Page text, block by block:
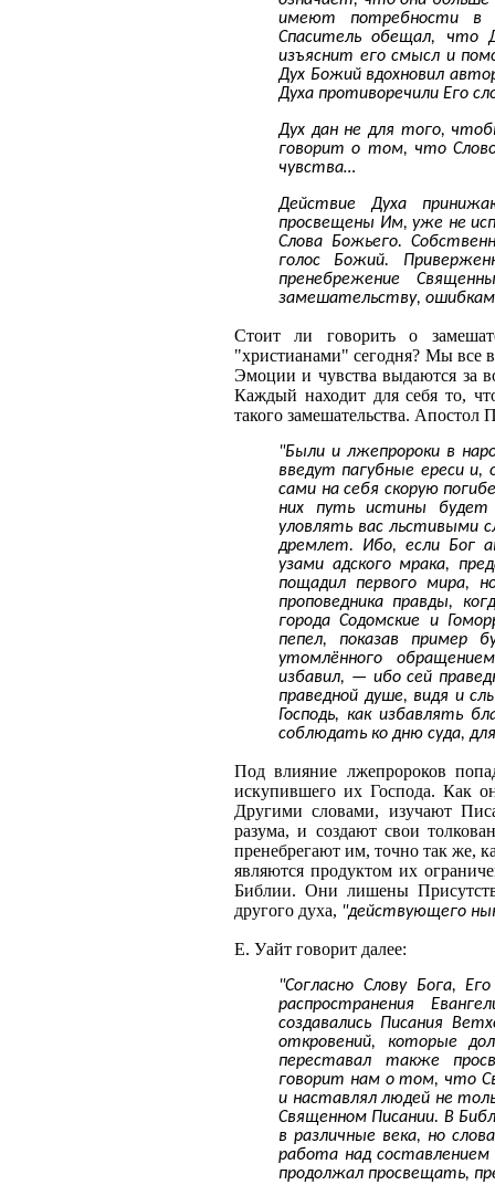
имеют потребности в
Спаситель обещал, что
изъяснит его смысл и
Дух Божий вдохновил
Духа противоречили Его
Дух дан не для того,
говорит о том, что
чувства…
Действие Духа
просвещены Им, уже не
Слова Божьего.
голос Божий.
пренебрежение
замешательству, ошибкам
Стоит ли говорить о
"христианами" сегодня? Мы все
Эмоции и чувства выдаются за
Каждый находит для себя то,
такого замешательства.
"Были и лжепророки в
введут пагубные ереси и,
сами на себя скорую
них путь истины
уловлять вас льстивыми
дремлет. Ибо, если Бог
узами адского мрака,
пощадил первого мира,
проповедника правды,
города Содомские и
пепел, показав пример
утомлённого
избавил, — ибо сей
праведной душе, видя и
Господь, как избавлять
соблюдать ко дню суда,
Под влияние лжепророков
искупившего их Господа. Как
Другими словами, изучают
разума, и создают свои
пренебрегают им, точно так же,
являются продуктом их
Библии. Они лишены
другого духа, "действующего
Е. Уайт говорит далее:
"Согласно Слову Бога,
распространения
создавались Писания
откровений, которые
переставал также
говорит нам о том, что
и наставлял людей не
Священном Писании. В
в различные века, но
работа над
продолжал просвещать,